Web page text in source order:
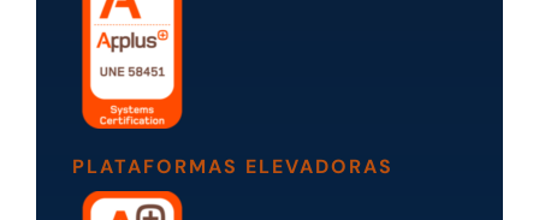
PLATAFORMAS ELEVADORAS